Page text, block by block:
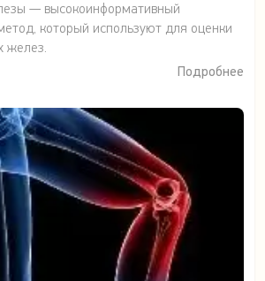
— высокоинформативный
который используют для оценки
желез.
Подробнее